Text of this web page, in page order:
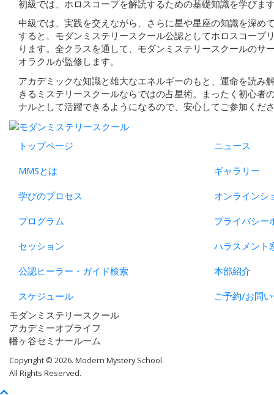
初級では、ホロスコープを解読するための基礎知識を学びま
中級では、実践を交えながら、さらに星や星座の知識を深め
すると、モダンミステリースクール公認としてホロスコープ
ります。全クラスを通して、モダンミステリースクールのサ
オラクルが監修します。
アカデミックな知識と雄大なエネルギーのもと、運命を読み
きるミステリースクールならではの占星術。まったく初心者
ナルとして活躍できるようになるので、安心してご参加くだ
トップページ
MMSとは
学びのプロセス
プログラム
セッション
公認ヒーラー・ガイド検索
スケジュール
ニュース
ギャラリー
オンラインシ
プライバシー
ハラスメント
本部紹介
ご予約/お問
モダンミステリースクール
アカデミーオブライフ
幡ヶ谷セミナールーム
Copyright © 2026. Modern Mystery School.
All Rights Reserved.